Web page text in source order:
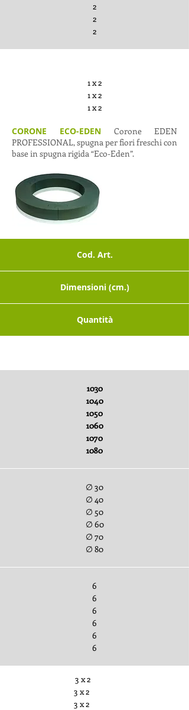
2
2
2
1 x 2
1 x 2
1 x 2
CORONE ECO-EDEN
Corone EDEN
PROFESSIONAL, spugna per fiori freschi con
base in spugna rigida “Eco-Eden”.
Cod. Art.
Dimensioni (cm.)
Quantità
1030
1040
1050
1060
1070
1080
∅ 30
∅ 40
∅ 50
∅ 60
∅ 70
∅ 80
6
6
6
6
6
6
3 x 2
3 x 2
3 x 2